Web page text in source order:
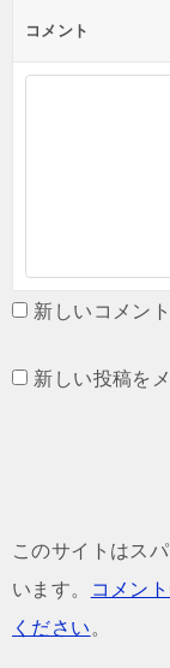
コメント
新しいコメン
新しい投稿を
このサイトはス
います。
コメン
ください 。